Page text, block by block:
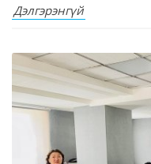
Дэлгэрэнгүй